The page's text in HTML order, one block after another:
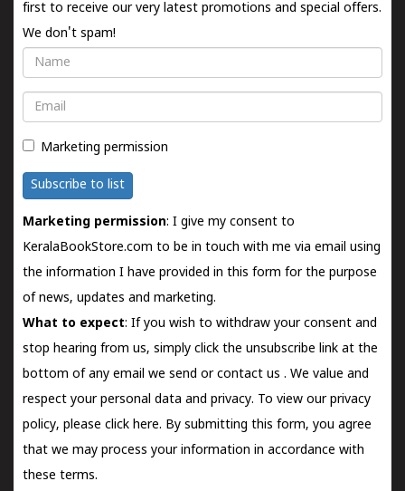
first to receive our very latest promotions and special offers.
We don't spam!
Name
Email
Marketing permission
Subscribe to list
Marketing permission: I give my consent to
KeralaBookStore.com to be in touch with me via email using
the information I have provided in this form for the purpose
of news, updates and marketing.
What to expect: If you wish to withdraw your consent and
stop hearing from us, simply click the unsubscribe link at the
bottom of any email we send orcontact us . We value and
respect your personal data and privacy. To view our privacy
policy, please click here. By submitting this form, you agree
that we may process your information in accordance with
these terms.